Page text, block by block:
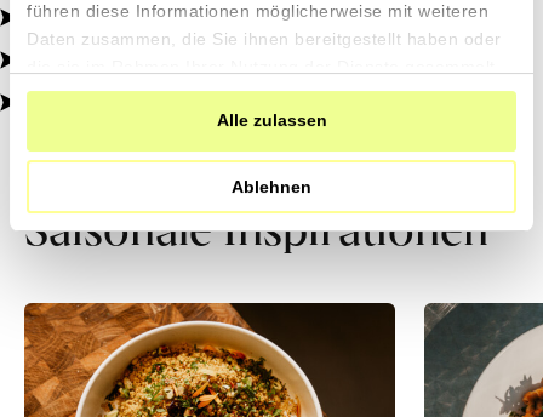
führen diese Informationen möglicherweise mit weiteren
Daten zusammen, die Sie ihnen bereitgestellt haben oder
haben.
Alle zulassen
Ablehnen
Natürliche Zutaten, echter Geschmack.
Von kleinen Höfen, direkt zu dir.
100% transparent, 0% Zusatzstoffe.
Saisonale Inspirationen